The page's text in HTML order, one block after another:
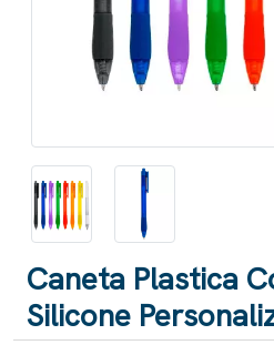
Caneta Plastica
Silicone